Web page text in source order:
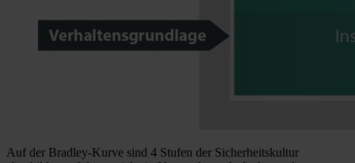
Auf der Bradley-Kurve sind 4 Stufen der Sicherheitskultur